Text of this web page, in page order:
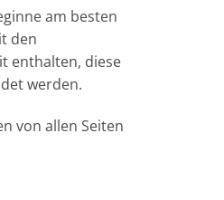
am besten
den
enthalten, diese
werden.
von allen Seiten